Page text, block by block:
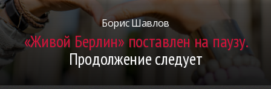
Борис Шавлов
«Живой Берлин» поставлен на паузу.
Продолжение следует